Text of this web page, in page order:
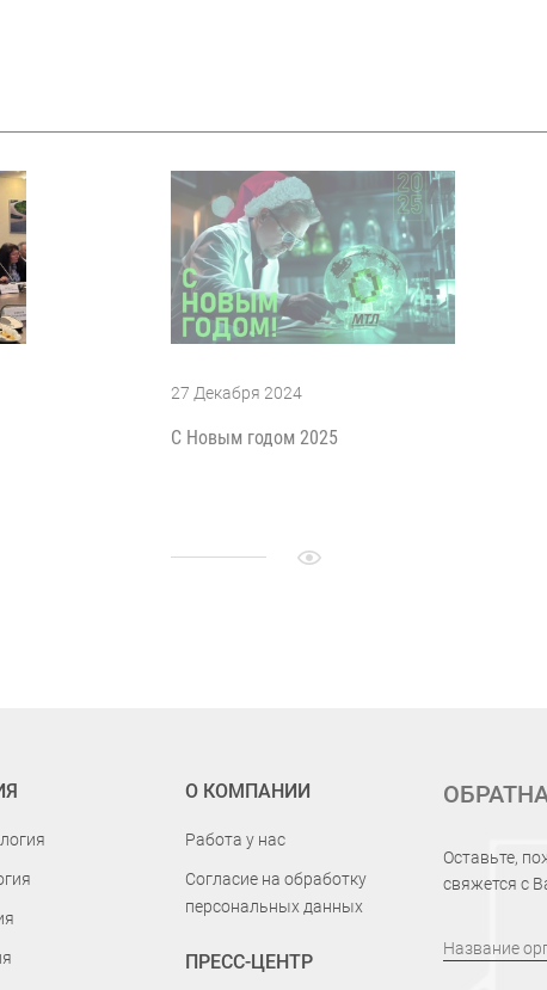
27 Декабря 2024
С Новым годом 2025
О КОМПАНИИ
Работа у нас
Согласие на обработку
персональных данных
ПРЕСС-ЦЕНТР
Оставьте,
свяжется с
Название